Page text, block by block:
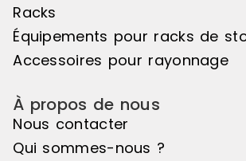
Racks
Équipements pour racks de
Accessoires pour rayonnage
À propos de nous
Nous contacter
Qui sommes-nous ?